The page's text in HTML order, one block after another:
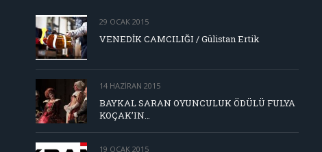
29 OCAK 2015
VENEDİK CAMCILIĞI / Gülistan Ertik
14 HAZIRAN 2015
BAYKAL SARAN OYUNCULUK ÖDÜLÜ FULYA
KOÇAK’IN…
19 OCAK 2015